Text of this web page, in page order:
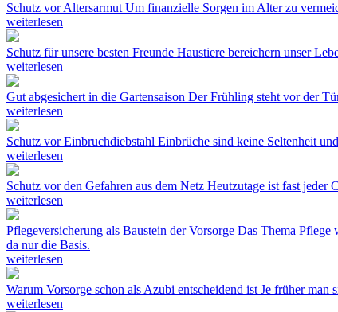
Schutz vor Altersarmut Um finanzielle Sorgen im Alter zu
weiterlesen
Schutz für unsere besten Freunde Haustiere bereichern unser
weiterlesen
Gut abgesichert in die Gartensaison Der Frühling steht vor der
weiterlesen
Schutz vor Einbruchdiebstahl Einbrüche sind keine Seltenheit
weiterlesen
Schutz vor den Gefahren aus dem Netz Heutzutage ist fast jeder
weiterlesen
Pflegeversicherung als Baustein der Vorsorge Das Thema Pflege
da nur die Basis.
weiterlesen
Warum Vorsorge schon als Azubi entscheidend ist Je früher man
weiterlesen